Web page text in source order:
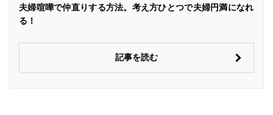
夫婦喧嘩で仲直りする方法。考え方ひとつで夫婦円満になれ
る！
記事を読む